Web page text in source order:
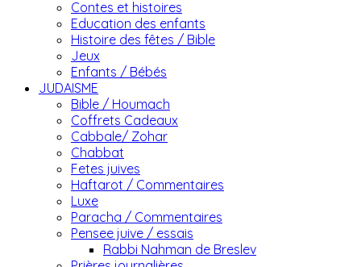
Contes et histoires
Education des enfants
Histoire des fêtes / Bible
Jeux
Enfants / Bébés
JUDAISME
Bible / Houmach
Coffrets Cadeaux
Cabbale/ Zohar
Chabbat
Fetes juives
Haftarot / Commentaires
Luxe
Paracha / Commentaires
Pensee juive / essais
Rabbi Nahman de Breslev